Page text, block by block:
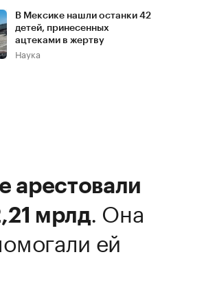
В Мексике нашли останки 42
детей, принесенных
ацтеками в жертву
Наука
арестовали
мрлд. Она
ей